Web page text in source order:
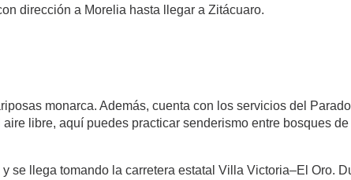
dirección a Morelia hasta llegar a Zitácuaro.
monarca. Además, cuenta con los servicios del
libre, aquí puedes practicar senderismo entre bosques
se llega tomando la carretera estatal Villa Victoria–El Oro.